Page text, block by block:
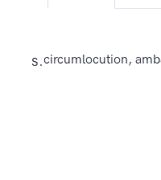
s.circumlocution,